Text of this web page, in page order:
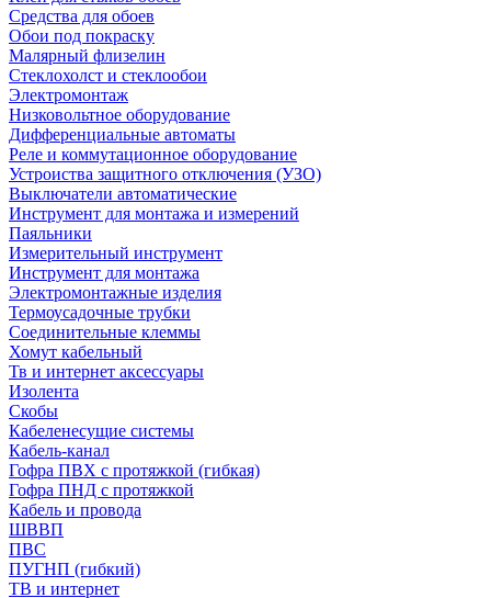
Средства для обоев
Обои под покраску
Малярный флизелин
Стеклохолст и стеклообои
Электромонтаж
Низковольтное оборудование
Дифференциальные автоматы
Реле и коммутационное оборудование
Устроиства защитного отключения (УЗО)
Выключатели автоматические
Инструмент для монтажа и измерений
Паяльники
Измерительный инструмент
Инструмент для монтажа
Электромонтажные изделия
Термоусадочные трубки
Соединительные клеммы
Хомут кабельный
Тв и интернет аксессуары
Изолента
Скобы
Кабеленесущие системы
Кабель-канал
Гофра ПВХ с протяжкой (гибкая)
Гофра ПНД с протяжкой
Кабель и провода
ШВВП
ПВС
ПУГНП (гибкий)
ТВ и интернет